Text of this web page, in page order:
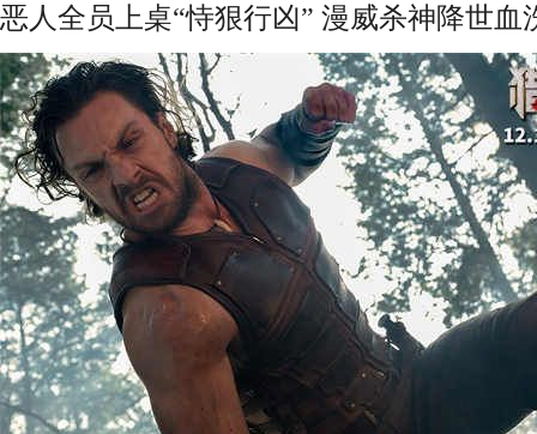
恶人全员上桌“恃狠行凶” 漫威杀神降世血